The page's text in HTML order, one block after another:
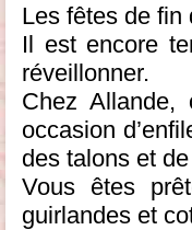
Les fêtes de fin
Il est encore
réveillonner.
Chez Allande,
occasion
des talons et
Vous êtes
guirlandes et